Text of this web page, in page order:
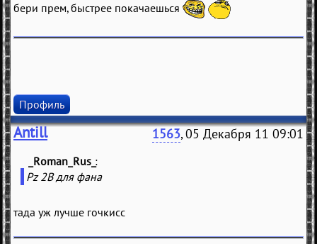
бери прем, быстрее покачаешься
Профиль
Antill 1563, 05 Декабря 11 09:01
_Roman_Rus_
Pz 2B для фана
тада уж лучше гочкисс